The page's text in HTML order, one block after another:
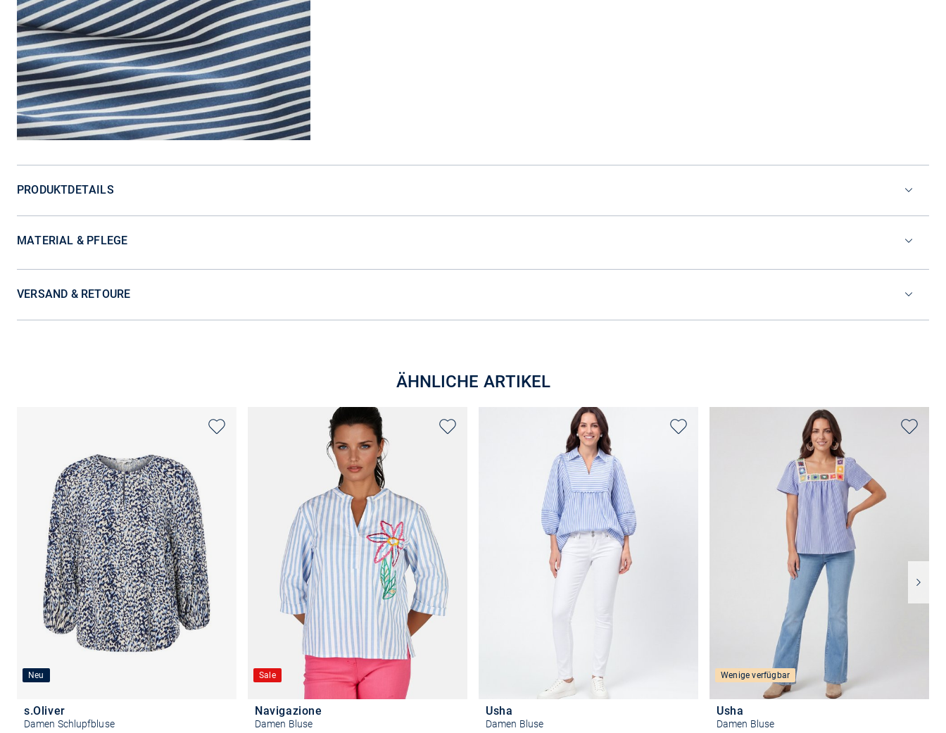
PRODUKTDETAILS
MATERIAL & PFLEGE
VERSAND & RETOURE
ÄHNLICHE ARTIKEL
Neu
s.Oliver
Damen Schlupfbluse
Sale
Navigazione
Damen Bluse
Usha
Damen Bluse
Wenige verfügbar
Usha
Damen Bluse